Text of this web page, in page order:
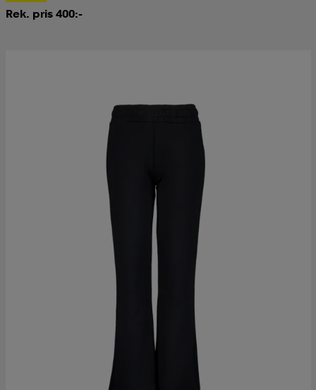
Rek. pris 400:-